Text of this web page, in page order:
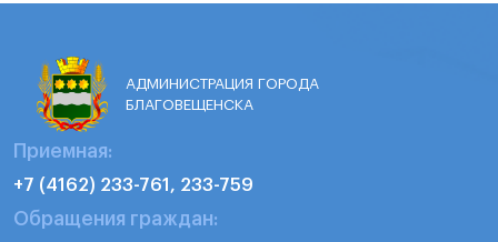
АДМИНИСТРАЦИЯ ГОРОДА
БЛАГОВЕЩЕНСКА
Приемная:
+7 (4162) 233-761, 233-759
Обращения граждан: